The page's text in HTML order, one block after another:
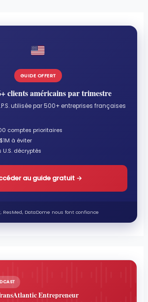
GUIDE OFFERT
clients américains par trimestre
utilisée par 500+ entreprises françaises
comptes prioritaires
à éviter
décryptés
au guide gratuit →
ResMed, DataDome nous font confiance
Entrepreneur